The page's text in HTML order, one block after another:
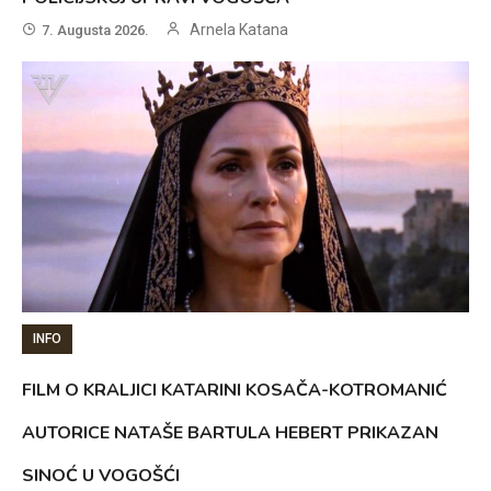
7. Augusta 2026. Arnela Katana
INFO
FILM O KRALJICI KATARINI KOSAČA-KOTROMANIĆ
AUTORICE NATAŠE BARTULA HEBERT PRIKAZAN
SINOĆ U VOGOŠĆI